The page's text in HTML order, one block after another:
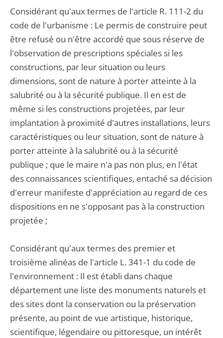
Considérant qu'aux termes de l'article R. 111-2 du
code de l'urbanisme : Le permis de construire peut
être refusé ou n'être accordé que sous réserve de
l'observation de prescriptions spéciales si les
constructions, par leur situation ou leurs
dimensions, sont de nature à porter atteinte à la
salubrité ou à la sécurité publique. Il en est de
même si les constructions projetées, par leur
implantation à proximité d'autres installations, leurs
caractéristiques ou leur situation, sont de nature à
porter atteinte à la salubrité ou à la sécurité
publique ; que le maire n'a pas non plus, en l'état
des connaissances scientifiques, entaché sa décision
d'erreur manifeste d'appréciation au regard de ces
dispositions en ne s'opposant pas à la construction
projetée ;
Considérant qu'aux termes des premier et
troisième alinéas de l'article L. 341-1 du code de
l'environnement : Il est établi dans chaque
département une liste des monuments naturels et
des sites dont la conservation ou la préservation
présente, au point de vue artistique, historique,
scientifique, légendaire ou pittoresque, un intérêt